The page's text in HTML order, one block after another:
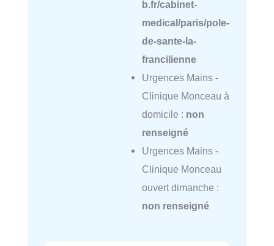
b.fr/cabinet-
medical/paris/pole-
de-sante-la-
francilienne
Urgences Mains -
Clinique Monceau à
domicile : non
renseigné
Urgences Mains -
Clinique Monceau
ouvert dimanche :
non renseigné